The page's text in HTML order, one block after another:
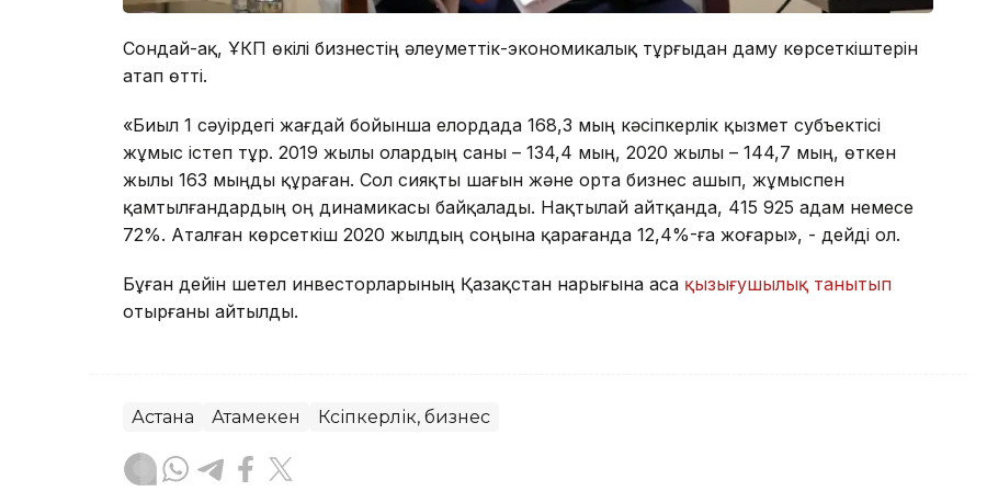
Сондай-ақ, ҰКП өкілі бизнестің әлеуметтік-экономикалық тұрғыдан даму көрсеткіштерін
атап өтті.
«Биыл 1 сәуірдегі жағдай бойынша елордада 168,3 мың кәсіпкерлік қызмет субъектісі
жұмыс істеп тұр. 2019 жылы олардың саны – 134,4 мың, 2020 жылы – 144,7 мың, өткен
жылы 163 мыңды құраған. Сол сияқты шағын және орта бизнес ашып, жұмыспен
қамтылғандардың оң динамикасы байқалады. Нақтылай айтқанда, 415 925 адам немесе
72%. Аталған көрсеткіш 2020 жылдың соңына қарағанда 12,4%-ға жоғары», - дейді ол.
Бұған дейін шетел инвесторларының Қазақстан нарығына аса қызығушылық танытып
отырғаны айтылды.
Астана Атамекен Кәсіпкерлік, бизнес